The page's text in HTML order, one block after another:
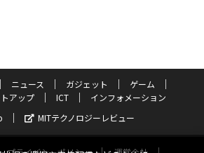
ニュース ガジェット
ゲーム
アップ ICT
インフォメーション
MITテクノロジーレビュー